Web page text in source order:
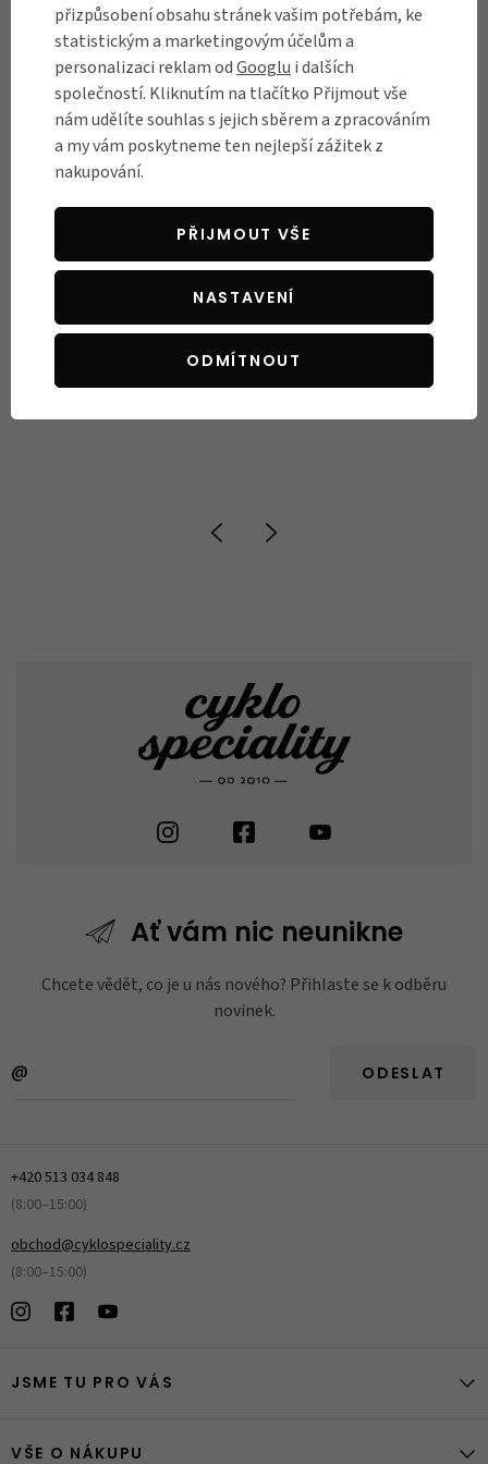
personálu. Nedá se srovnat s předchozími
zkušenostmi z jiných obchodů.
Ověřený zákazník 05.05.2026
Ať vám nic neunikne
Chcete vědět, co je u nás nového? Přihlaste se k odběru
novinek.
ODESLAT
+420 513 034 848
(8:00–15:00)
obchod@cyklospeciality.cz
(8:00–15:00)
JSME TU PRO VÁS
VŠE O NÁKUPU
přizpůsobení obsahu stránek vašim potřebám, ke
statistickým a marketingovým účelům a
personalizaci reklam odGooglu i dalších
společností. Kliknutím na tlačítko Přijmout vše
nám udělíte souhlas s jejich sběrem a zpracováním
a my vám poskytneme ten nejlepší zážitek z
nakupování.
PŘIJMOUT VŠE
NASTAVENÍ
ODMÍTNOUT